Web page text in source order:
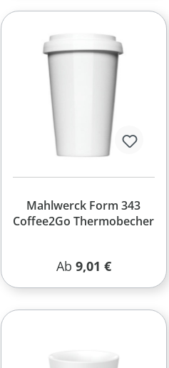
Mahlwerck Form 343
Coffee2Go Thermobecher
Regulärer Preis:
Ab 9,01 €